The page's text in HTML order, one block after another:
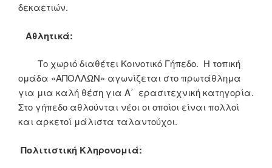
δεκαετιών.
Αθλητικά:
Το χωριό διαθέτει Κοινοτικό Γήπεδο. Η τοπική
ομάδα «ΑΠΟΛΛΩΝ» αγωνίζεται στο πρωτάθλημα
για μια καλή θέση για Α΄ ερασιτεχνική κατηγορία.
Στο γήπεδο αθλούνται νέοι οι οποίοι είναι πολλοί
και αρκετοί μάλιστα ταλαντούχοι.
Πολιτιστική Κληρονομιά: